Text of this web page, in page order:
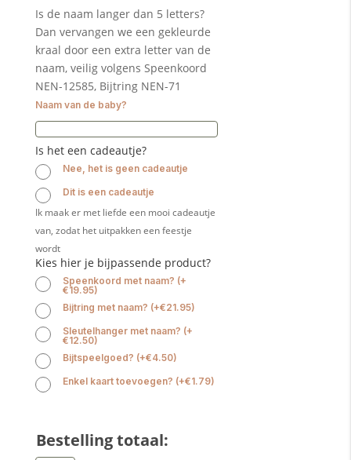
Is de naam langer dan 5 letters?
Dan vervangen we een gekleurde
kraal door een extra letter van de
naam, veilig volgens Speenkoord
NEN-12585, Bijtring NEN-71
Naam van de baby?
Is het een cadeautje?
Nee, het is geen cadeautje
Dit is een cadeautje
Ik maak er met liefde een mooi cadeautje
van, zodat het uitpakken een feestje
wordt
Kies hier je bijpassende product?
Speenkoord met naam? (+
€19.95)
Bijtring met naam? (+€21.95)
Sleutelhanger met naam? (+
€12.50)
Bijtspeelgoed? (+€4.50)
Enkel kaart toevoegen? (+€1.79)
Bestelling totaal: